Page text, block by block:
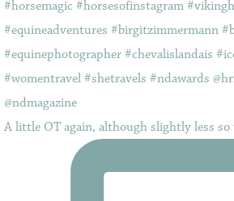
A little OT again, although slightly less so